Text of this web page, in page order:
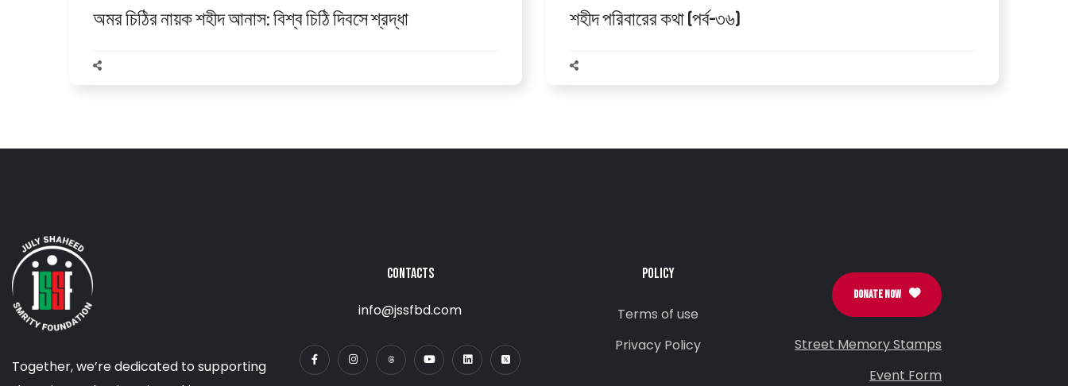
অমর চিঠির নায়ক শহীদ আনাস: বিশ্ব চিঠি দিবসে শ্রদ্ধা
শহীদ পরিবারের কথা (পর্ব–৩৬)
Together, we’re dedicated to supporting
CONTACTS
info@jssfbd.com
POLICY
Terms of use
Privacy Policy
DONATE NOW
Street Memory Stamps
Event Form